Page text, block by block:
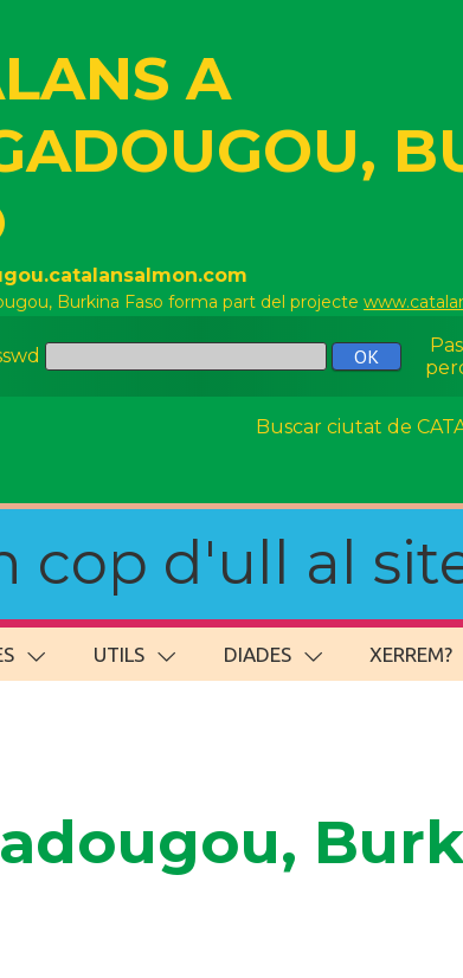
A
Burkina Faso forma part del projecte
Buscar ciutat de
cop d'ull al
UTILS DIADES XERREM?